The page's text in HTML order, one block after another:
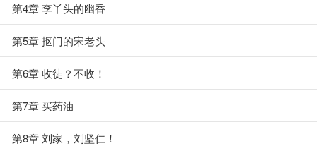
第4章 李丫头的幽香
第5章 抠门的宋老头
第6章 收徒？不收！
第7章 买药油
第8章 刘家，刘坚仁！